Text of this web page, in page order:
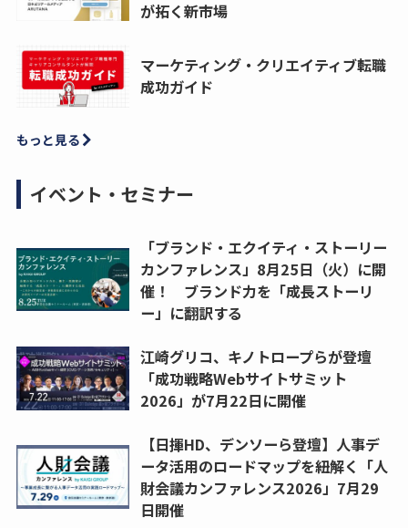
が拓く新市場
マーケティング・クリエイティブ転職
成功ガイド
もっと見る
イベント・セミナー
「ブランド・エクイティ・ストーリー
カンファレンス」8月25日（火）に開
催！ ブランド力を「成長ストーリ
ー」に翻訳する
江崎グリコ、キノトロープらが登壇
「成功戦略Webサイトサミット
2026」が7月22日に開催
【日揮HD、デンソーら登壇】人事デ
ータ活用のロードマップを紐解く「人
財会議カンファレンス2026」7月29
日開催